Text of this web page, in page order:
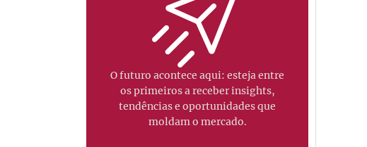
O futuro acontece aqui: esteja entre
os primeiros a receber insights,
tendências e oportunidades que
moldam o mercado.